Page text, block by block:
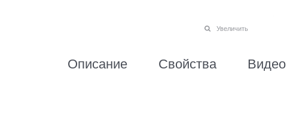
Увеличить
Описание Свойства Видео